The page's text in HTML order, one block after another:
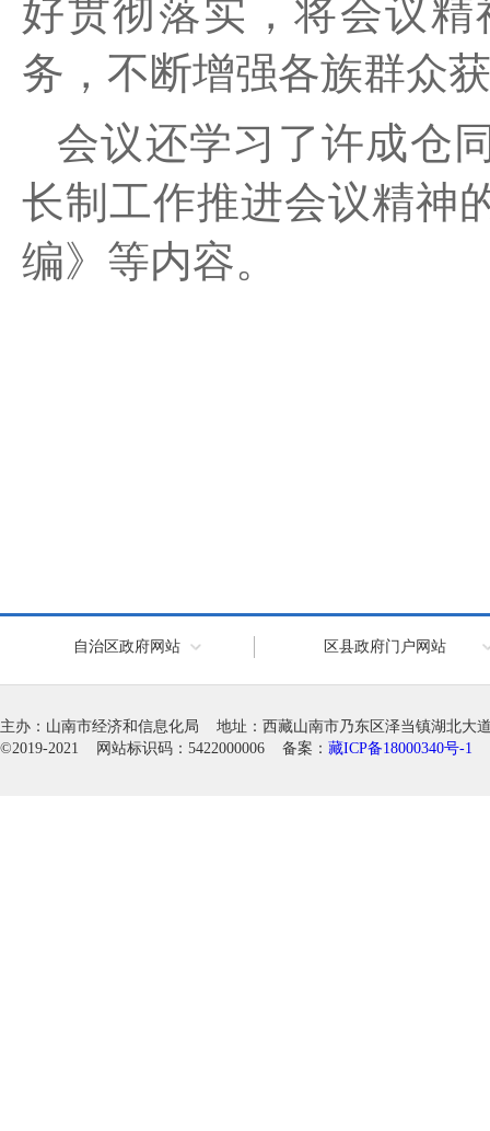
好贯彻落实，将会议
务，不断增强各族群众
会议还学习了许成仓
长制工作推进会议精神
编》等内容。
自治区政府网站 区县政府门户网站
主办：山南市经济和信息化局 地址：西藏山南市乃东区泽当镇湖北大
©2019-2021 网站标识码：5422000006 备案： 藏ICP备18000340号-1